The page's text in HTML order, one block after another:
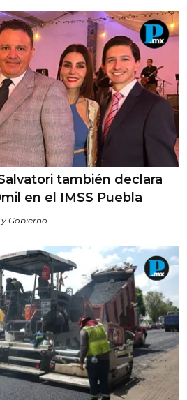
también declara
en el IMSS Puebla
Gobierno